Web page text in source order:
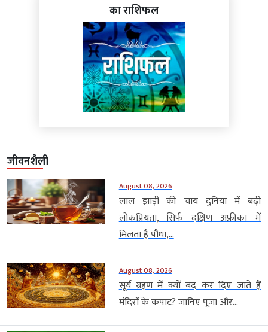
का राशिफल
जीवनशैली
August 08, 2026
लाल झाड़ी की चाय दुनिया में बढ़ी
लोकप्रियता, सिर्फ दक्षिण अफ्रीका में
मिलता है पौधा,...
August 08, 2026
सूर्य ग्रहण में क्यों बंद कर दिए जाते हैं
मंदिरों के कपाट? जानिए पूजा और...